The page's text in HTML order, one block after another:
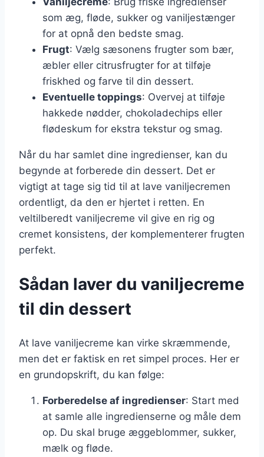
som æg, fløde, sukker og vaniljestænger
for at opnå den bedste smag.
Frugt: Vælg sæsonens frugter som bær,
æbler eller citrusfrugter for at tilføje
friskhed og farve til din dessert.
Eventuelle toppings: Overvej at tilføje
hakkede nødder, chokoladechips eller
flødeskum for ekstra tekstur og smag.
Når du har samlet dine ingredienser, kan du
begynde at forberede din dessert. Det er
vigtigt at tage sig tid til at lave vaniljecremen
ordentligt, da den er hjertet i retten. En
veltilberedt vaniljecreme vil give en rig og
cremet konsistens, der komplementerer frugten
perfekt.
Sådan laver du vaniljecreme
til din dessert
At lave vaniljecreme kan virke skræmmende,
men det er faktisk en ret simpel proces. Her er
en grundopskrift, du kan følge:
Forberedelse af ingredienser: Start med
at samle alle ingredienserne og måle dem
op. Du skal bruge æggeblommer, sukker,
mælk og fløde.